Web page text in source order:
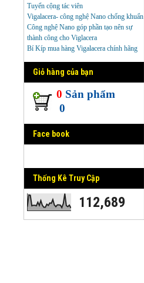
Tuyển cộng tác viên
Vigalacera- công nghệ Nano chống khuẩn
Công nghệ Nano góp phần tạo nên sự
thành công cho Viglacera
Bí Kíp mua hàng Vigalacera chính hãng
Giỏ hàng của bạn
0 Sản phẩm
0
Face book
Thống Kê Truy Cập
112,689